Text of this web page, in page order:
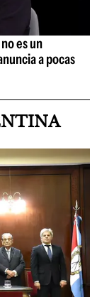
es un
a pocas